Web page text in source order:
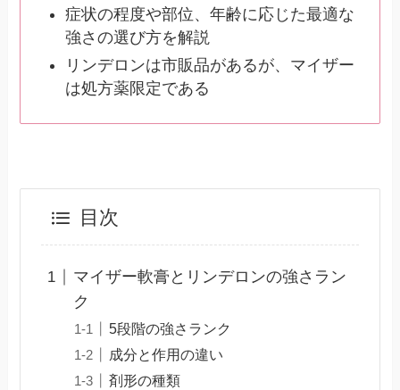
症状の程度や部位、年齢に応じた最適な
強さの選び方を解説
リンデロンは市販品があるが、マイザー
は処方薬限定である
目次
マイザー軟膏とリンデロンの強さラン
ク
5段階の強さランク
成分と作用の違い
剤形の種類